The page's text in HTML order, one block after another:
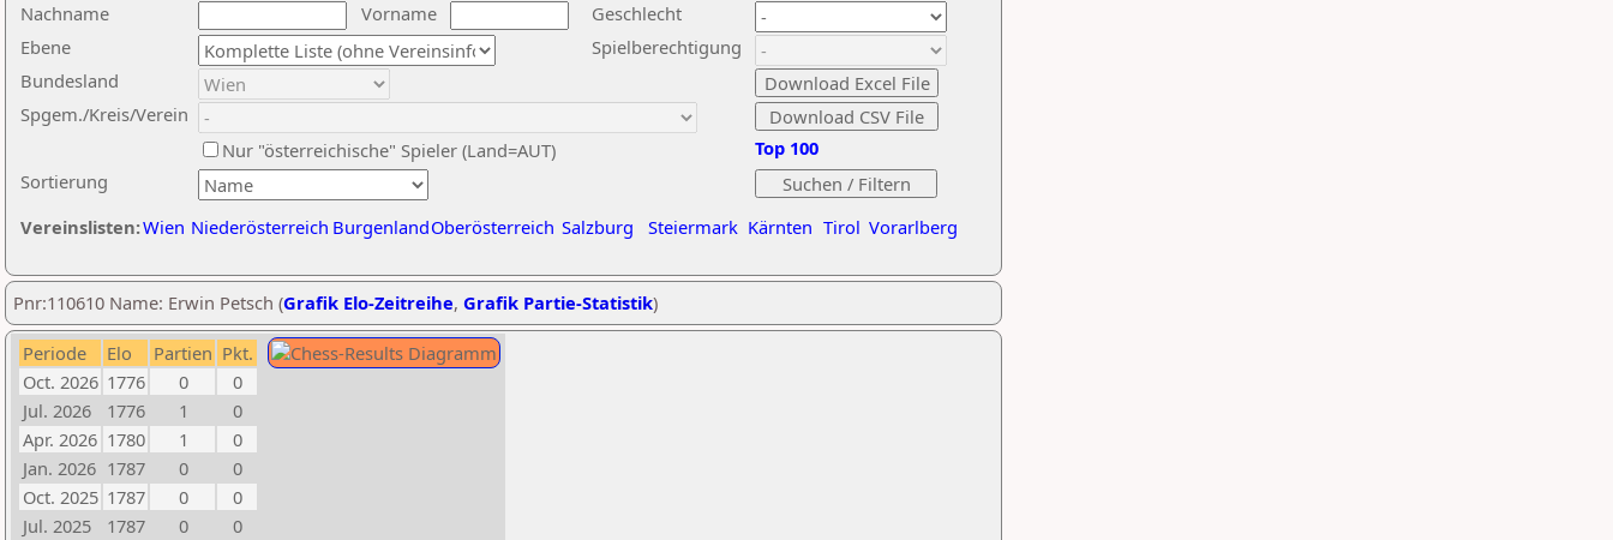
Nachname
Vorname
Ebene
Sortierung
Bundesland
Spgem./Kreis/Verein
Geschlecht
Nur "österreichische" Spieler (Land=AUT)
Spielberechtigung
Vereinslisten:Wien Niederösterreich BurgenlandOberösterreich Salzburg Steiermark Kärnten Tirol Vorarlberg
Top 100
Pnr:110610 Name: Erwin Petsch (Grafik Elo-Zeitreihe, Grafik Partie-Statistik)
Periode Elo Partien Pkt.
Oct. 2026 1776 0
0
Jul. 2026
1776 1
0
Apr. 2026 1780 1
0
Jan. 2026 1787 0
0
Oct. 2025 1787 0
0
Jul. 2025
1787 0
0